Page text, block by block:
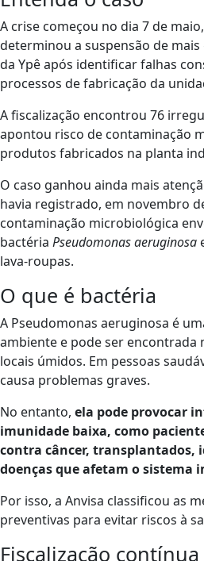
A crise começou no dia 7 de
determinou a suspensão de
da Ypê após identificar falhas
processos de fabricação da
A fiscalização encontrou 76
apontou risco de contaminação
produtos fabricados na planta
O caso ganhou ainda mais
havia registrado, em novembro
contaminação microbiológica
bactéria Pseudomonas aeruginosa
lava-roupas.
O que é bactéria
A Pseudomonas aeruginosa é
ambiente e pode ser encontrada
locais úmidos. Em pessoas
causa problemas graves.
No entanto, ela pode provocar
imunidade baixa, como
contra câncer, transplantados,
doenças que afetam o sistema
Por isso, a Anvisa classificou as
preventivas para evitar riscos à
Fiscalização contínua